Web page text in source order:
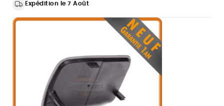
Expédition le 7 Août